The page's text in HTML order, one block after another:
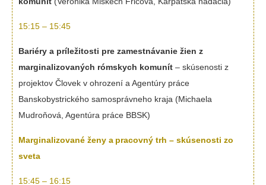
15:15 – 15:45
Bariéry a príležitosti pre zamestnávanie žien z
marginalizovaných rómskych komunít – skúsenosti z
projektov Človek v ohrození a Agentúry práce
Banskobystrického samosprávneho kraja (Michaela
Mudroňová, Agentúra práce BBSK)
Marginalizované ženy a pracovný trh – skúsenosti zo
sveta
15:45 – 16:15